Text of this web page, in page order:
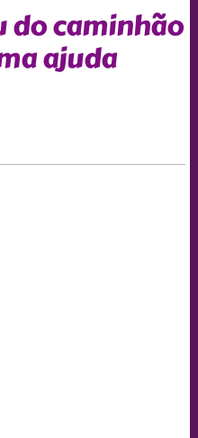
do caminhão
ajuda